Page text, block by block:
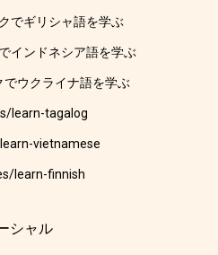
でギリシャ語を学ぶ
インドネシア語を学ぶ
でウクライナ語を学ぶ
learn-tagalog
vietnamese
learn-finnish
シャル